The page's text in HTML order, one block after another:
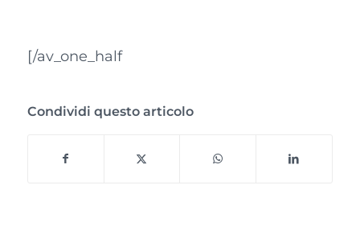
[/av_one_half
Condividi questo articolo